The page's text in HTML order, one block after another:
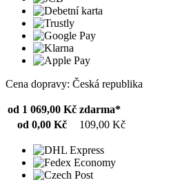
Cena dopravy: Česká republika
od 1 069,00 Kč zdarma*
od 0,00 Kč
109,00 Kč